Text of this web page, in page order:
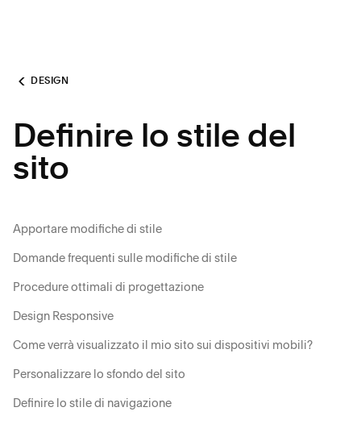
DESIGN
Definire lo stile del
sito
Apportare modifiche di stile
Domande frequenti sulle modifiche di stile
Procedure ottimali di progettazione
Design Responsive
Come verrà visualizzato il mio sito sui dispositivi mobili?
Personalizzare lo sfondo del sito
Definire lo stile di navigazione